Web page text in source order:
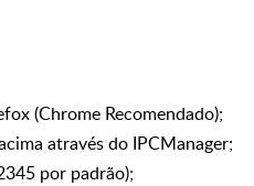
(Chrome Recomendado);
através do IPCManager;
por padrão);